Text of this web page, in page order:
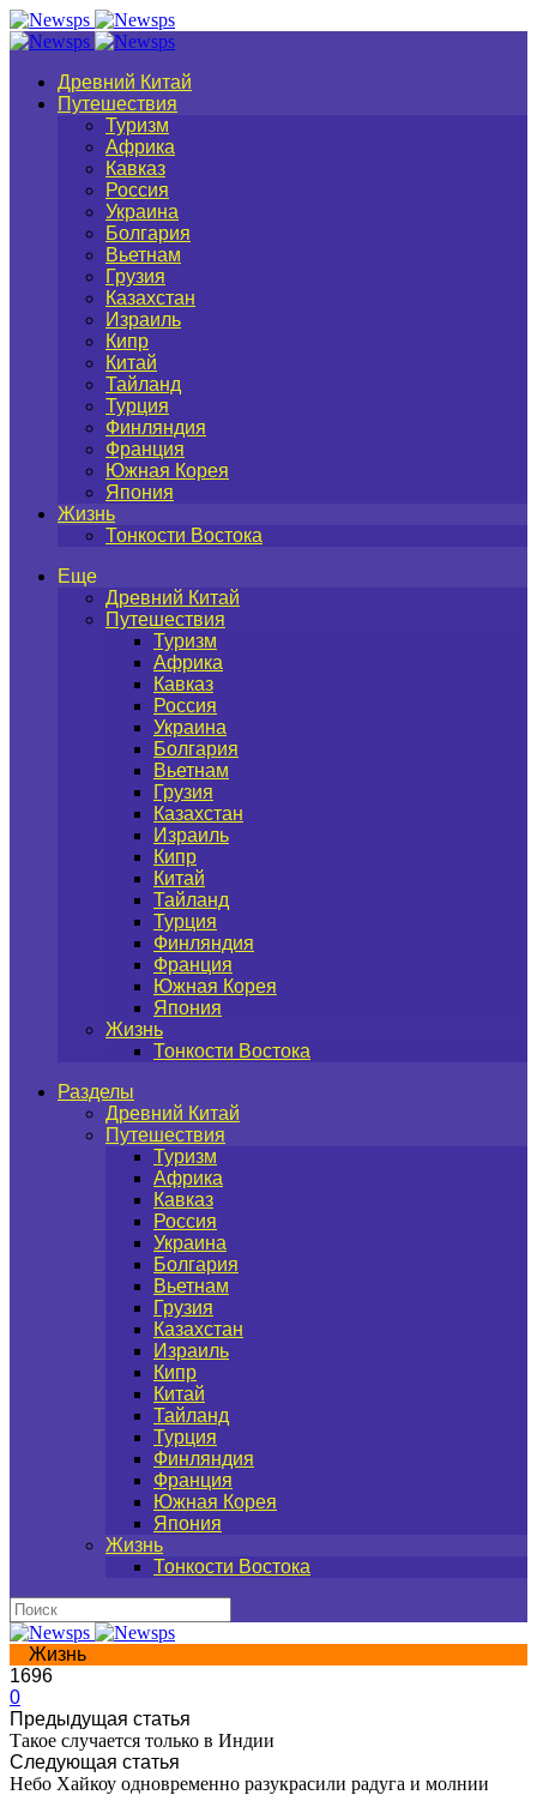
Древний Китай
Путешествия
Туризм
Африка
Кавказ
Россия
Украина
Болгария
Вьетнам
Грузия
Казахстан
Израиль
Кипр
Китай
Тайланд
Турция
Финляндия
Франция
Южная Корея
Япония
Жизнь
Тонкости Востока
Еще
Древний Китай
Путешествия
Туризм
Африка
Кавказ
Россия
Украина
Болгария
Вьетнам
Грузия
Казахстан
Израиль
Кипр
Китай
Тайланд
Турция
Финляндия
Франция
Южная Корея
Япония
Жизнь
Тонкости Востока
Разделы
Древний Китай
Путешествия
Туризм
Африка
Кавказ
Россия
Украина
Болгария
Вьетнам
Грузия
Казахстан
Израиль
Кипр
Китай
Тайланд
Турция
Финляндия
Франция
Южная Корея
Япония
Жизнь
Тонкости Востока
Жизнь
1696
0
Предыдущая статья
Такое случается только в Индии
Следующая статья
Небо Хайкоу одновременно разукрасили радуга и молнии